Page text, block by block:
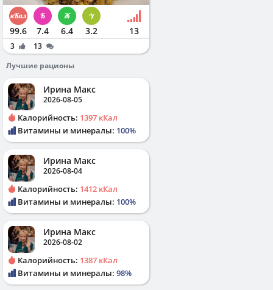
99.6 7.4 6.4 3.2 13
3
13
Лучшие рационы
Ирина Макс
2026-08-05
Калорийность: 1397 кКал
Витамины и минералы: 100%
Ирина Макс
2026-08-04
Калорийность: 1412 кКал
Витамины и минералы: 100%
Ирина Макс
2026-08-02
Калорийность: 1387 кКал
Витамины и минералы: 98%